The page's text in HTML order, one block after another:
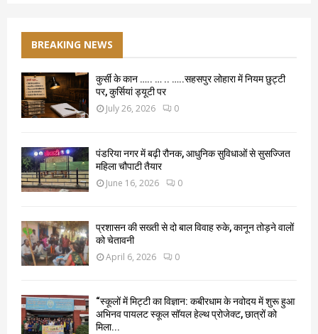
BREAKING NEWS
कुर्सी के कान ….. … .. …..सहसपुर लोहारा में नियम छुट्टी
पर, कुर्सियां ड्यूटी पर
July 26, 2026 0
पंडरिया नगर में बढ़ी रौनक, आधुनिक सुविधाओं से सुसज्जित
महिला चौपाटी तैयार
June 16, 2026 0
प्रशासन की सख्ती से दो बाल विवाह रुके, कानून तोड़ने वालों
को चेतावनी
April 6, 2026 0
“स्कूलों में मिट्टी का विज्ञान: कबीरधाम के नवोदय में शुरू हुआ
अभिनव पायलट स्कूल सॉयल हेल्थ प्रोजेक्ट, छात्रों को
मिला...